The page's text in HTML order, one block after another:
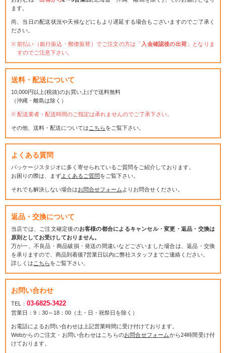
ます。
尚、当日の配送状況や天候などにもより遅延する場合もございますのでご了承く
ださい。
前払い（銀行振込・郵便振替）でご注文の方は「 入金確認後の出荷 」となりま
すのでご注意下さい。
送料・配送について
10,000円以上(税抜)のお買い上げで送料無料
（沖縄・離島は除く）
配送業者・配送時間のご指定は承れませんのでご了承下さい。
その他、送料・配送については こちらをご覧下さい。
よくある質問
パッケージスタジオに多く寄せられているご質問をご紹介しております。
お困りの際は、まずよくあるご質問をご覧下さい。
それでも解決しない場合はお問合せフォーム よりお問合せください。
返品・交換について
当店では、ご注文確定後のお客様の都合によるキャンセル・変更・返品・交換は
原則としてお受けしておりません。
万が一、不良品・商品破損・発送の間違いなどございました場合は、返品・交換
を承りますので、商品到着後7営業日以内に弊社スタッフまでご連絡ください。
詳しくは こちらをご覧下さい。
お問い合わせ
TEL： 03-6825-3422
営業日：9：30～18：00（土・日・祝祭日を除く）
お電話によるお問い合わせは上記営業時間に受け付けております。
Webからのご注文・お問い合わせはこちらのお問合せフォームから24時間受け付
けております。